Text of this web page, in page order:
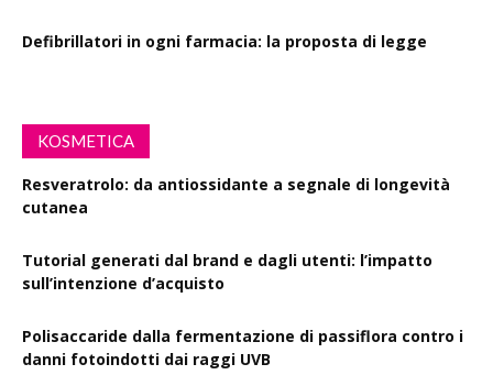
Defibrillatori in ogni farmacia: la proposta di legge
KOSMETICA
Resveratrolo: da antiossidante a segnale di longevità
cutanea
Tutorial generati dal brand e dagli utenti: l’impatto
sull’intenzione d’acquisto
Polisaccaride dalla fermentazione di passiflora contro i
danni fotoindotti dai raggi UVB